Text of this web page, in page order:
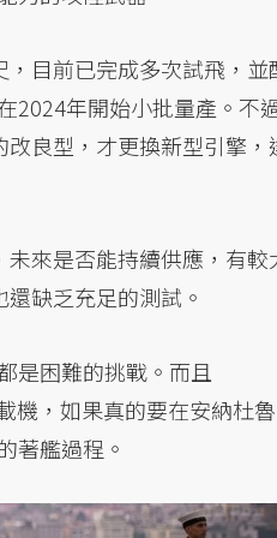
目前已完成多次試飛，並
2024年開始小批量產。不
良型，才更換新型引擎，
來是否能持續供應，有較
缺乏充足的測試。
是困難的挑戰。而且
機，如果真的要在安納杜魯
著艦過程。